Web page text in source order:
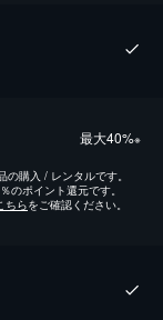
最⼤40%※
購入 / レンタルです。
のポイント還元です。
ちらをご確認ください。